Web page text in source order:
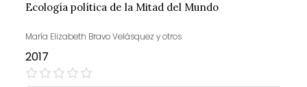
Ecología política de la Mitad del Mundo
María Elizabeth Bravo Velásquez y otros
2017